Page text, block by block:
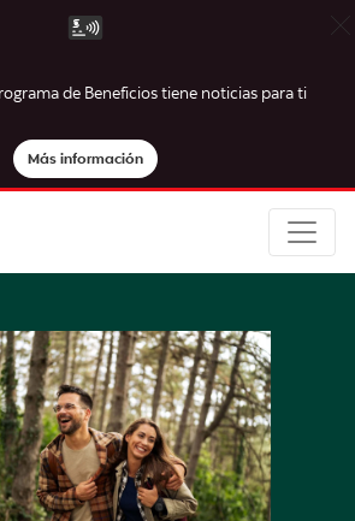
de Beneficios tiene noticias para ti
Más información